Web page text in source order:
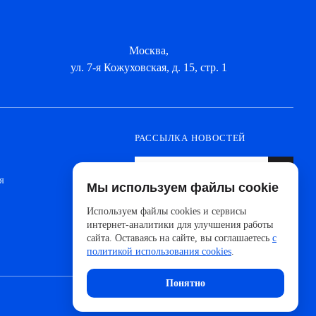
Москва,
ул. 7-я Кожуховская, д. 15, стр. 1
РАССЫЛКА НОВОСТЕЙ
новинок от ведущих производителей и
новостей АйДистрибьют
Мы используем файлы cookie
Используем файлы cookies и сервисы
интернет-аналитики для улучшения работы
сайта. Оставаясь на сайте, вы соглашаетесь с
политикой использования cookies.
Понятно